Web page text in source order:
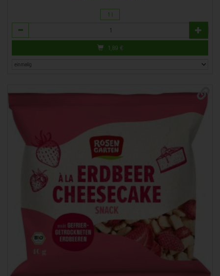
1 l
Anzahl
1,89 €